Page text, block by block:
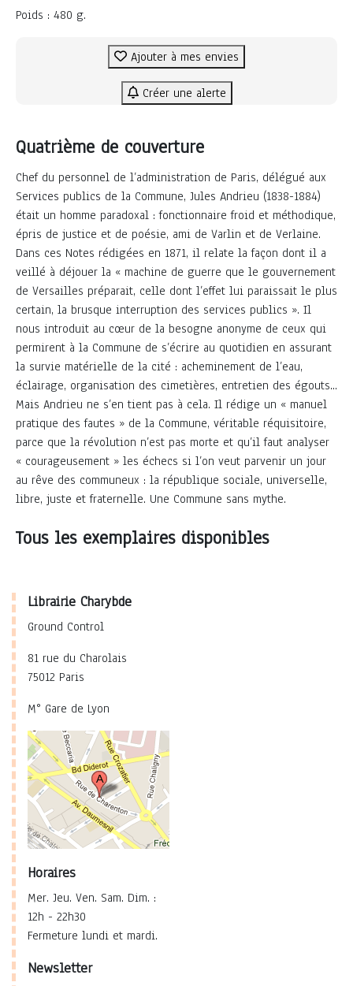
Poids : 480 g.
Ajouter à mes envies
Créer une alerte
Quatrième de couverture
Chef du personnel de l’administration de Paris, délégué aux
Services publics de la Commune, Jules Andrieu (1838-1884)
était un homme paradoxal : fonctionnaire froid et méthodique,
épris de justice et de poésie, ami de Varlin et de Verlaine.
Dans ces Notes rédigées en 1871, il relate la façon dont il a
veillé à déjouer la « machine de guerre que le gouvernement
de Versailles préparait, celle dont l’effet lui paraissait le plus
certain, la brusque interruption des services publics ». Il
nous introduit au cœur de la besogne anonyme de ceux qui
permirent à la Commune de s’écrire au quotidien en assurant
la survie matérielle de la cité : acheminement de l’eau,
éclairage, organisation des cimetières, entretien des égouts...
Mais Andrieu ne s’en tient pas à cela. Il rédige un « manuel
pratique des fautes » de la Commune, véritable réquisitoire,
parce que la révolution n’est pas morte et qu’il faut analyser
« courageusement » les échecs si l’on veut parvenir un jour
au rêve des communeux : la république sociale, universelle,
libre, juste et fraternelle. Une Commune sans mythe.
Tous les exemplaires disponibles
Librairie Charybde
Ground Control
81 rue du Charolais
75012 Paris
M° Gare de Lyon
Horaires
Mer. Jeu. Ven. Sam. Dim. :
12h - 22h30
Fermeture lundi et mardi.
Newsletter